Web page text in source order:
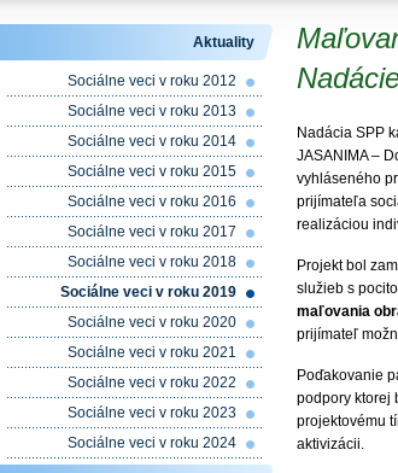
Nadácia SPP
JASANIMA –
vyhláseného
prijímateľa
realizáciou
Projekt bol
služieb s
maľovania
prijímateľ
Poďakovanie
podpory ktorej
projektovému
aktivizácii.
Aktuality
Sociálne veci v roku 2012
Sociálne veci v roku 2013
Sociálne veci v roku 2014
Sociálne veci v roku 2015
Sociálne veci v roku 2016
Sociálne veci v roku 2017
Sociálne veci v roku 2018
Sociálne veci v roku 2019
Sociálne veci v roku 2020
Sociálne veci v roku 2021
Sociálne veci v roku 2022
Sociálne veci v roku 2023
Sociálne veci v roku 2024